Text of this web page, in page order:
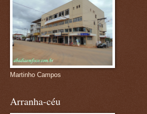
Martinho Campos
Arranha-céu